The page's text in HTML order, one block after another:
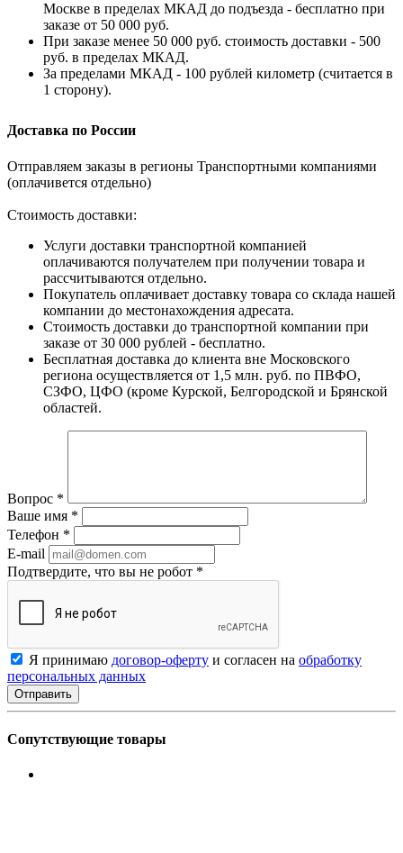
Москве в пределах МКАД до подъезда - бесплатно при
заказе от 50 000 руб.
При заказе менее 50 000 руб. стоимость доставки - 500
руб. в пределах МКАД.
За пределами МКАД - 100 рублей километр (считается в
1 сторону).
Доставка по России
Отправляем заказы в регионы Транспортными компаниями
(оплачивется отдельно)
Стоимость доставки:
Услуги доставки транспортной компанией
оплачиваются получателем при получении товара и
рассчитываются отдельно.
Покупатель оплачивает доставку товара со склада нашей
компании до местонахождения адресата.
Стоимость доставки до транспортной компании при
заказе от 30 000 рублей - бесплатно.
Бесплатная доставка до клиента вне Московского
региона осуществляется от 1,5 млн. руб. по ПВФО,
СЗФО, ЦФО (кроме Курской, Белгородской и Брянской
областей.
Вопрос *
Ваше имя *
Телефон *
E-mail
Подтвердите, что вы не робот *
Я принимаю договор-оферту и согласен на обработку
персональных данных
Сопутствующие товары